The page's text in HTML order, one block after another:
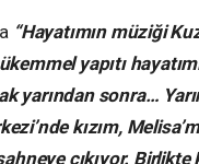
“Hayatımın müziği
yapıtı
yarından sonra…
kızım,
çıkıyor. Birlikte